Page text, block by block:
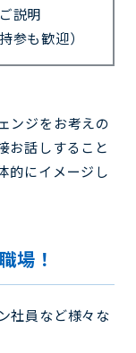
説明
参も歓迎）
ンジをお考えの
お話しすること
的にイメージし
場！
社員など様々な